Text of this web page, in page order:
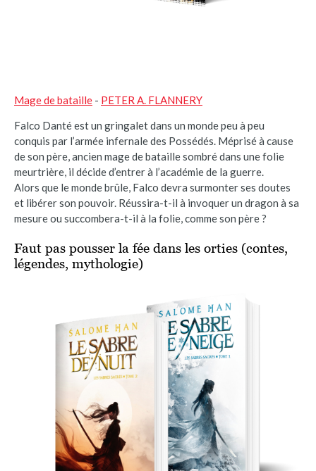
Mage de bataille - PETER A. FLANNERY
Falco Danté est un gringalet dans un monde peu à peu
conquis par l’armée infernale des Possédés. Méprisé à cause
de son père, ancien mage de bataille sombré dans une folie
meurtrière, il décide d’entrer à l’académie de la guerre.
Alors que le monde brûle, Falco devra surmonter ses doutes
et libérer son pouvoir. Réussira-t-il à invoquer un dragon à sa
mesure ou succombera-t-il à la folie, comme son père ?
Faut pas pousser la fée dans les orties (contes,
légendes, mythologie)